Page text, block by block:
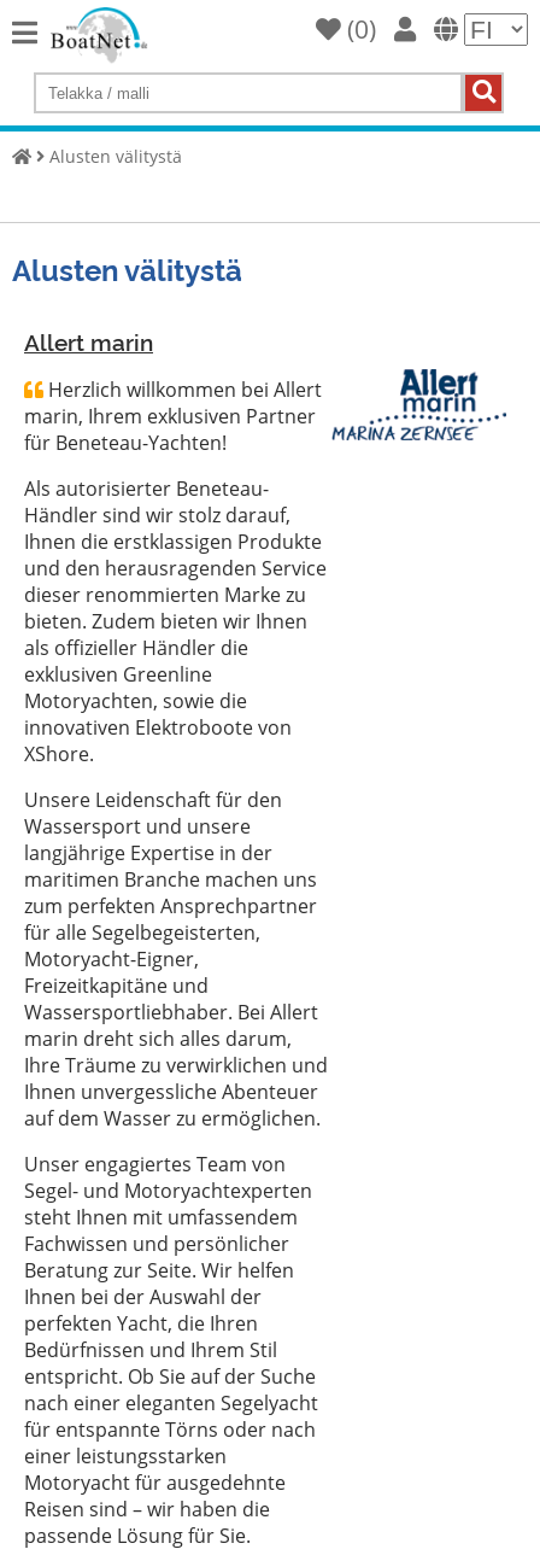
Home
Osta
Kaupallinen
myyjä
Yksityinen
myyjä
Huutokaupat
välitystä
Palvelu
Vene
laitteet
Varastetut
veneet
Asiantuntijat
ja
urheilukoulut
Vakuutukset
Telakka
(0)
Alusten välitystä
Alusten välitystä
Allert marin
Herzlich willkommen bei Allert
marin, Ihrem exklusiven Partner
für Beneteau-Yachten!
Als autorisierter Beneteau-
Händler sind wir stolz darauf,
Ihnen die erstklassigen Produkte
und den herausragenden Service
dieser renommierten Marke zu
bieten. Zudem bieten wir Ihnen
als offizieller Händler die
exklusiven Greenline
Motoryachten, sowie die
innovativen Elektroboote von
XShore.
Unsere Leidenschaft für den
Wassersport und unsere
langjährige Expertise in der
maritimen Branche machen uns
zum perfekten Ansprechpartner
für alle Segelbegeisterten,
Motoryacht-Eigner,
Freizeitkapitäne und
Wassersportliebhaber. Bei Allert
marin dreht sich alles darum,
Ihre Träume zu verwirklichen und
Ihnen unvergessliche Abenteuer
auf dem Wasser zu ermöglichen.
Unser engagiertes Team von
Segel- und Motoryachtexperten
steht Ihnen mit umfassendem
Fachwissen und persönlicher
Beratung zur Seite. Wir helfen
Ihnen bei der Auswahl der
perfekten Yacht, die Ihren
Bedürfnissen und Ihrem Stil
entspricht. Ob Sie auf der Suche
nach einer eleganten Segelyacht
für entspannte Törns oder nach
einer leistungsstarken
Motoryacht für ausgedehnte
Reisen sind – wir haben die
passende Lösung für Sie.